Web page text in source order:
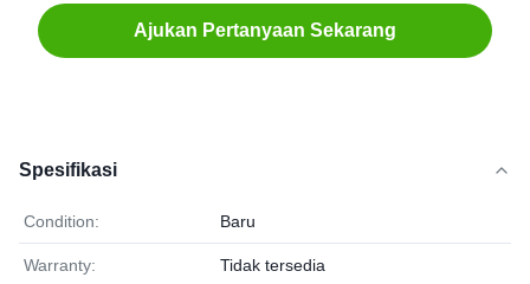
Ajukan Pertanyaan Sekarang
Spesifikasi
Condition: Baru
Warranty: Tidak tersedia